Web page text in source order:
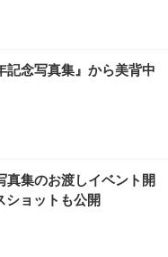
記念写真集』から美背中
真集のお渡しイベント開
ョットも公開